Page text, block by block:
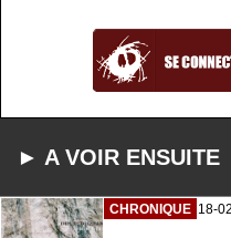
► A VOIR ENSUITE
CHRONIQUE 18-